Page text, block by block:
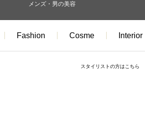
メンズ・男の美容
Fashion Cosme Interior
スタイリストの方はこちら